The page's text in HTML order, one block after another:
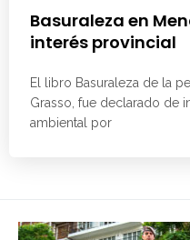
Basuraleza en
interés provincial
El libro Basuraleza de la
Grasso, fue declarado de
ambiental por